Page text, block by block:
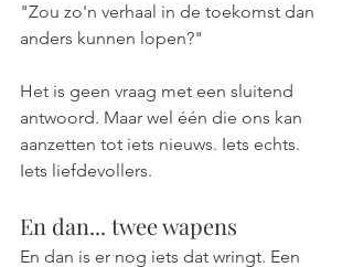
"Zou zo'n verhaal in de toekomst dan
anders kunnen lopen?"
Het is geen vraag met een sluitend
antwoord. Maar wel één die ons kan
aanzetten tot iets nieuws. Iets echts.
Iets liefdevollers.
En dan... twee wapens
En dan is er nog iets dat wringt. Een